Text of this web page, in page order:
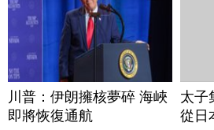
川普：伊朗擁核夢碎 海峽
即將恢復通航
太子
從日